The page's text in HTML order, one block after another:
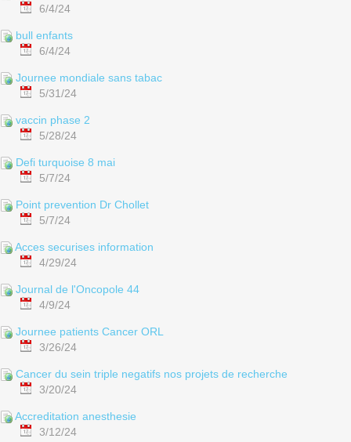
6/4/24
bull enfants
6/4/24
Journee mondiale sans tabac
5/31/24
vaccin phase 2
5/28/24
Defi turquoise 8 mai
5/7/24
Point prevention Dr Chollet
5/7/24
Acces securises information
4/29/24
Journal de l'Oncopole 44
4/9/24
Journee patients Cancer ORL
3/26/24
Cancer du sein triple negatifs nos projets de recherche
3/20/24
Accreditation anesthesie
3/12/24